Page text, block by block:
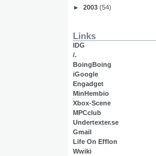
► 2003 (54)
Links
IDG
/.
BoingBoing
iGoogle
Engadget
MinHembio
Xbox-Scene
MPCclub
Undertexter.se
Gmail
Life On Efflon
Wwiki